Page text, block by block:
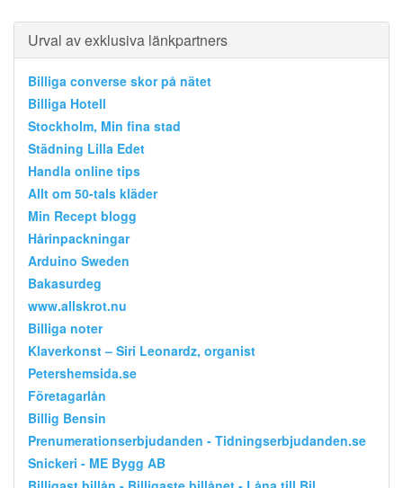
Urval av exklusiva länkpartners
Billiga converse skor på nätet
Billiga Hotell
Stockholm, Min fina stad
Städning Lilla Edet
Handla online tips
Allt om 50-tals kläder
Min Recept blogg
Hårinpackningar
Arduino Sweden
Bakasurdeg
www.allskrot.nu
Billiga noter
Klaverkonst – Siri Leonardz, organist
Petershemsida.se
Företagarlån
Billig Bensin
Prenumerationserbjudanden - Tidningserbjudanden.se
Snickeri - ME Bygg AB